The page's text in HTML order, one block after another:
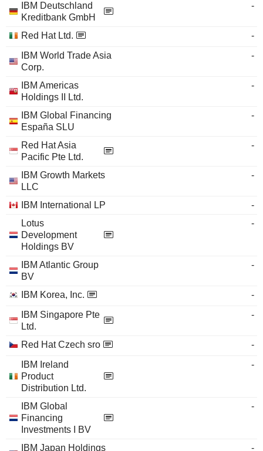
IBM Deutschland
Kreditbank GmbH
-
Red Hat Ltd.
-
IBM World Trade Asia
Corp.
-
IBM Americas
Holdings II Ltd.
-
IBM Global Financing
España SLU
-
Red Hat Asia
Pacific Pte Ltd.
-
IBM Growth Markets
LLC
-
IBM International LP
-
Lotus
Development
Holdings BV
-
IBM Atlantic Group
BV
-
IBM Korea, Inc.
-
IBM Singapore Pte
Ltd.
-
Red Hat Czech sro
-
IBM Ireland
Product
Distribution Ltd.
-
IBM Global
Financing
Investments I BV
-
IBM Japan Holdings -